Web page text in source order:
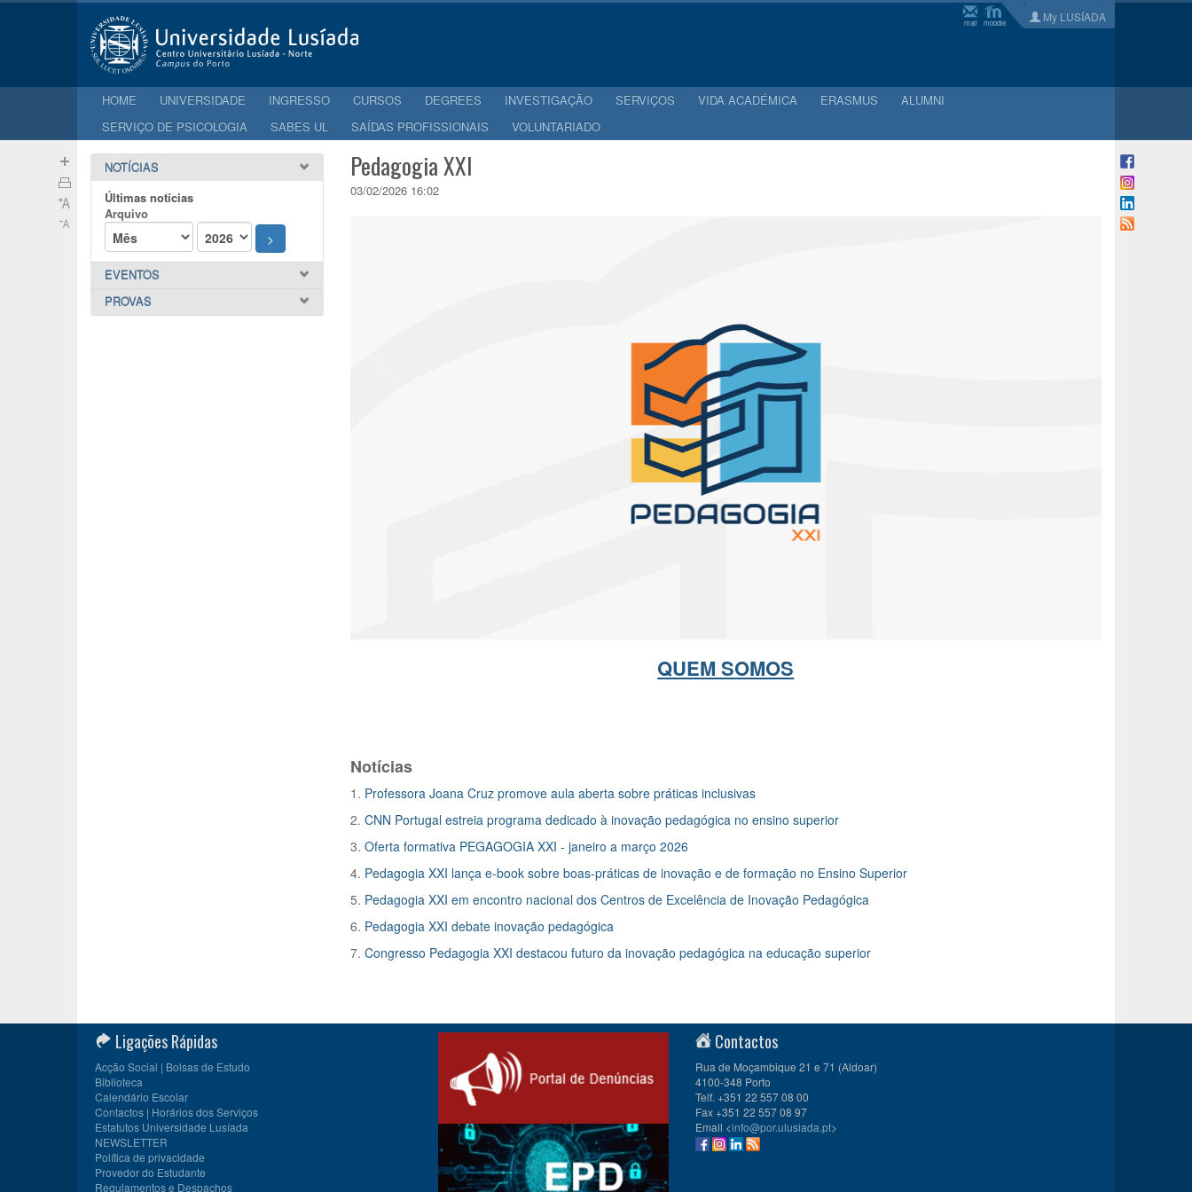
mail moodle My LUSÍADA
HOME UNIVERSIDADE INGRESSO CURSOS DEGREES INVESTIGAÇÃO SERVIÇOS VIDA ACADÉMICA ERASMUS
ALUMNI
SERVIÇO DE PSICOLOGIA
SABES UL SAÍDAS PROFISSIONAIS VOLUNTARIADO
NOTÍCIAS
Últimas notícias
Arquivo
>
EVENTOS
PROVAS
Pedagogia XXI
03/02/2026 16:02
QUEM SOMOS
Notícias
1. Professora Joana Cruz promove aula aberta sobre práticas inclusivas
2. CNN Portugal estreia programa dedicado à inovação pedagógica no ensino superior
3. Oferta formativa PEGAGOGIA XXI - janeiro a março 2026
4. Pedagogia XXI lança e-book sobre boas-práticas de inovação e de formação no Ensino Superior
5. Pedagogia XXI em encontro nacional dos Centros de Excelência de Inovação Pedagógica
6. Pedagogia XXI debate inovação pedagógica
7. Congresso Pedagogia XXI destacou futuro da inovação pedagógica na educação superior
Ligações Rápidas
Acção Social | Bolsas de Estudo
Biblioteca
Calendário Escolar
Contactos | Horários dos Serviços
Estatutos Universidade Lusíada
NEWSLETTER
Política de privacidade
Provedor do Estudante
Regulamentos e Despachos
Contactos
Rua de Moçambique 21 e 71 (Aldoar)
4100-348 Porto
Telf. +351 22 557 08 00
Fax +351 22 557 08 97
Email <info@por.ulusiada.pt>